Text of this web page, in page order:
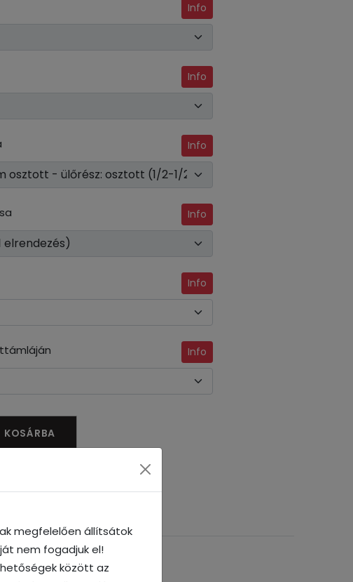
Info
Info
Info
Info
Info
Info
KOSÁRBA
megmaradjon.
megfelelően állítsátok
nem fogadjuk el!
között az